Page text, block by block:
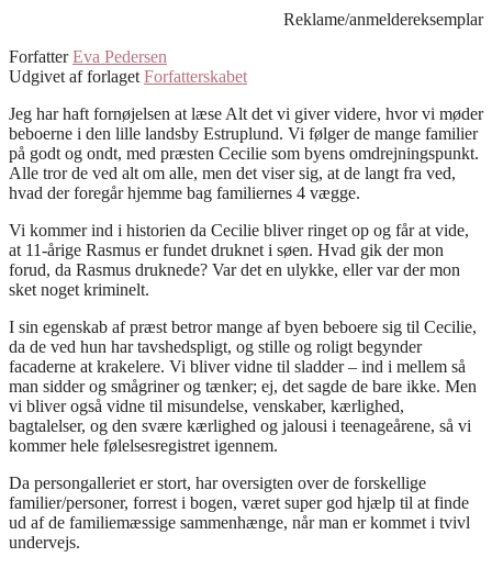
Reklame/anmeldereksemplar
ForfatterEva Pedersen
Udgivet af forlaget Forfatterskabet
Jeg har haft fornøjelsen at læse Alt det vi giver videre, hvor vi møder
beboerne i den lille landsby Estruplund. Vi følger de mange familier
på godt og ondt, med præsten Cecilie som byens omdrejningspunkt.
Alle tror de ved alt om alle, men det viser sig, at de langt fra ved,
hvad der foregår hjemme bag familiernes 4 vægge.
Vi kommer ind i historien da Cecilie bliver ringet op og får at vide,
at 11-årige Rasmus er fundet druknet i søen. Hvad gik der mon
forud, da Rasmus druknede? Var det en ulykke, eller var der mon
sket noget kriminelt.
I sin egenskab af præst betror mange af byen beboere sig til Cecilie,
da de ved hun har tavshedspligt, og stille og roligt begynder
facaderne at krakelere. Vi bliver vidne til sladder – ind i mellem så
man sidder og smågriner og tænker; ej, det sagde de bare ikke. Men
vi bliver også vidne til misundelse, venskaber, kærlighed,
bagtalelser, og den svære kærlighed og jalousi i teenageårene, så vi
kommer hele følelsesregistret igennem.
Da persongalleriet er stort, har oversigten over de forskellige
familier/personer, forrest i bogen, været super god hjælp til at finde
ud af de familiemæssige sammenhænge, når man er kommet i tvivl
undervejs.